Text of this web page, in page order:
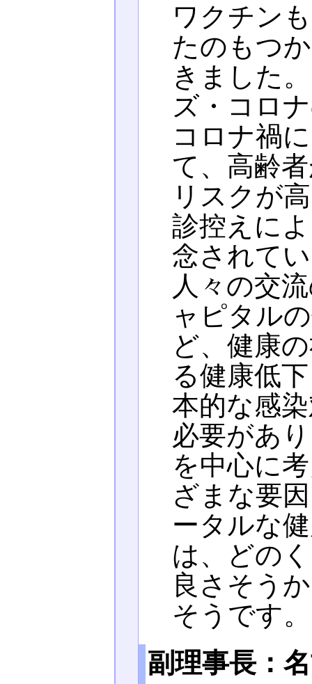
ワクチン
たのもつ
きました
ズ・コロ
コロナ禍
て、高齢
リスクが
診控えに
念されて
人々の交
ャピタル
ど、健康
る健康低
本的な感
必要があ
を中心に
ざまな要
ータルな
は、どの
良さそう
そうです。
副理事長：